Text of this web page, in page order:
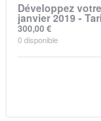
Développez
janvier 2019 -
300,00 €
0disponible